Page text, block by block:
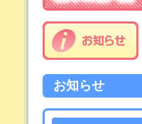
お知らせ